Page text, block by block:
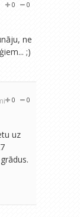
0
0
ne
;)
0
0
uz